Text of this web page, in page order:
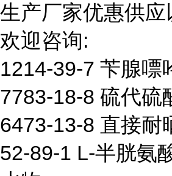
生产厂家优惠供应
欢迎咨询:
1214-39-7 苄腺嘌
7783-18-8 硫代硫
6473-13-8 直接耐
52-89-1 L-半胱氨